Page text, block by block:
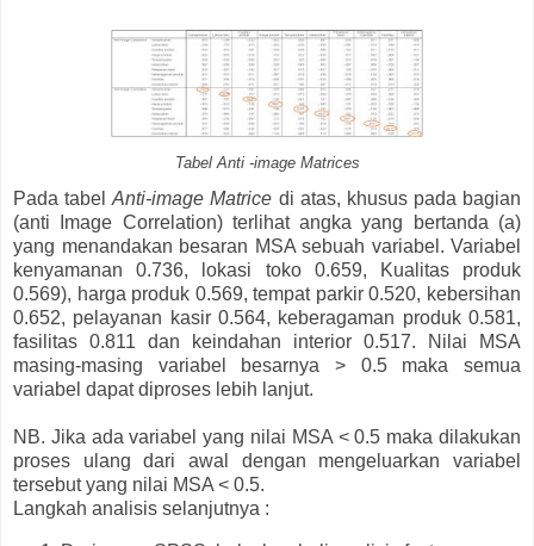
Tabel Anti -image Matrices
Pada tabelAnti-image Matrice di atas, khusus pada bagian
(anti Image Correlation) terlihat angka yang bertanda (a)
yang menandakan besaran MSA sebuah variabel. Variabel
kenyamanan 0.736, lokasi toko 0.659, Kualitas produk
0.569), harga produk 0.569, tempat parkir 0.520, kebersihan
0.652, pelayanan kasir 0.564, keberagaman produk 0.581,
fasilitas 0.811 dan keindahan interior 0.517. Nilai MSA
masing-masing variabel besarnya > 0.5 maka semua
variabel dapat diproses lebih lanjut.
NB. Jika ada variabel yang nilai MSA < 0.5 maka dilakukan
proses ulang dari awal dengan mengeluarkan variabel
tersebut yang nilai MSA < 0.5.
Langkah analisis selanjutnya :